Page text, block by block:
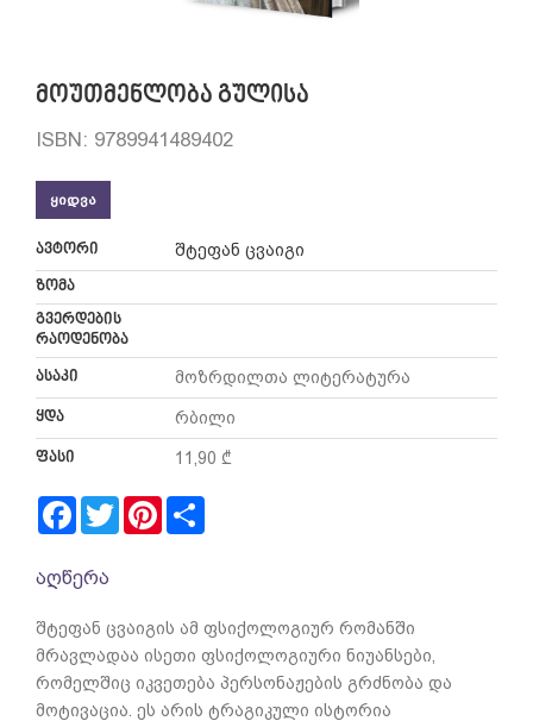
მოუთმენლობა გულისა
ISBN: 9789941489402
ᲧᲘᲓᲕᲐ
ავტორი
შტეფან ცვაიგი
ზომა
გვერდების
რაოდენობა
ასაკი
მოზრდილთა ლიტერატურა
ყდა რბილი
ფასი 11,90 ₾
Facebook
TwitterPinterest
აღწერა
შტეფან ცვაიგის ამ ფსიქოლოგიურ რომანში
მრავლადაა ისეთი ფსიქოლოგიური ნიუანსები,
რომელშიც იკვეთება პერსონაჟების გრძნობა და
მოტივაცია. ეს არის ტრაგიკული ისტორია